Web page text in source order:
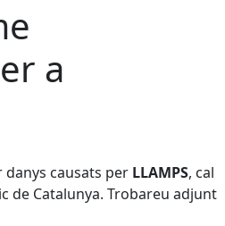
a
danys causats per LLAMPS, cal
de Catalunya. Trobareu adjunt